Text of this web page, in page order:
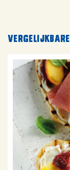
Vergelijkbare